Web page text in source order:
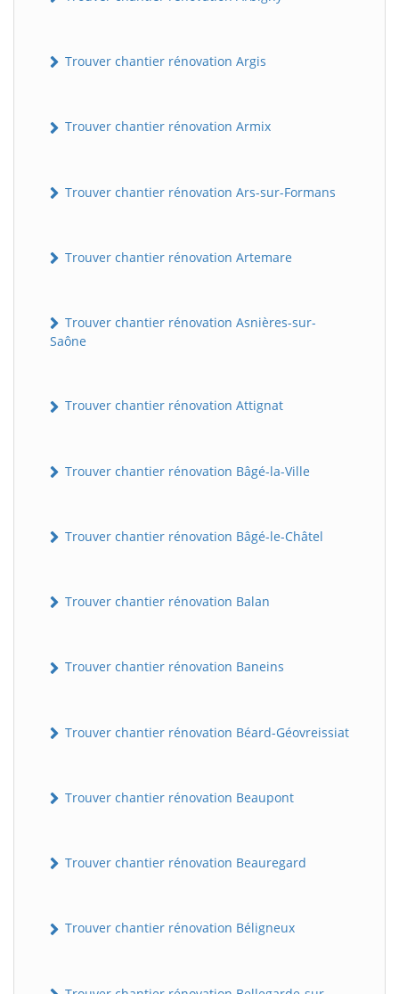
Trouver chantier rénovation Argis
Trouver chantier rénovation Armix
Trouver chantier rénovation Ars-sur-Formans
Trouver chantier rénovation Artemare
Trouver chantier rénovation Asnières-sur-
Saône
Trouver chantier rénovation Attignat
Trouver chantier rénovation Bâgé-la-Ville
Trouver chantier rénovation Bâgé-le-Châtel
Trouver chantier rénovation Balan
Trouver chantier rénovation Baneins
Trouver chantier rénovation Béard-Géovreissiat
Trouver chantier rénovation Beaupont
Trouver chantier rénovation Beauregard
Trouver chantier rénovation Béligneux